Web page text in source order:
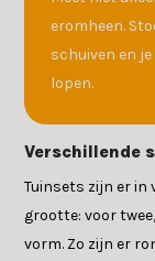
eromheen.
schuiven en
lopen.
Verschillende
Tuinsets zijn er in
grootte: voor
vorm. Zo zijn er